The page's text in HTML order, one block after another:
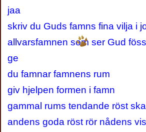
jaa
skriv du Guds famns fina vilja i
allvarsfamnen som ser Gud
ge
du famnar famnens rum
giv hjelpen formen i famn
gammal rums tendande röst
andens goda röst rör nådens